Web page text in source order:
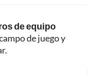
de equipo
de juego y